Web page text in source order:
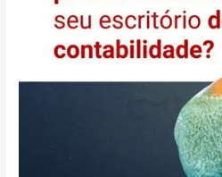
escritório
contabilidade?